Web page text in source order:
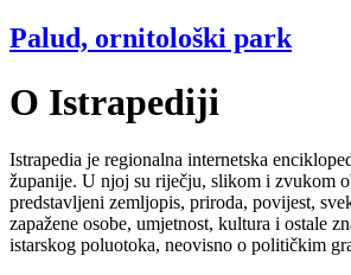
Palud, ornitološki park
O Istrapediji
Istrapedia je regionalna internetska
županije. U njoj su riječju, slikom i zvukom
predstavljeni zemljopis, priroda, povijest,
zapažene osobe, umjetnost, kultura i ostale
istarskog poluotoka, neovisno o političkim